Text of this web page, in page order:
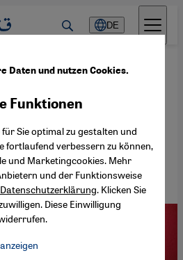
DE
Home“ ·08.08.2022
der Hoffnung
عربي
Daten und nutzen Cookies.
Funktionen
Sie optimal zu gestalten und
fortlaufend verbessern zu können,
und Marketingcookies. Mehr
und der Funktionsweise
Datenschutzerklärung. Klicken Sie
Diese Einwilligung